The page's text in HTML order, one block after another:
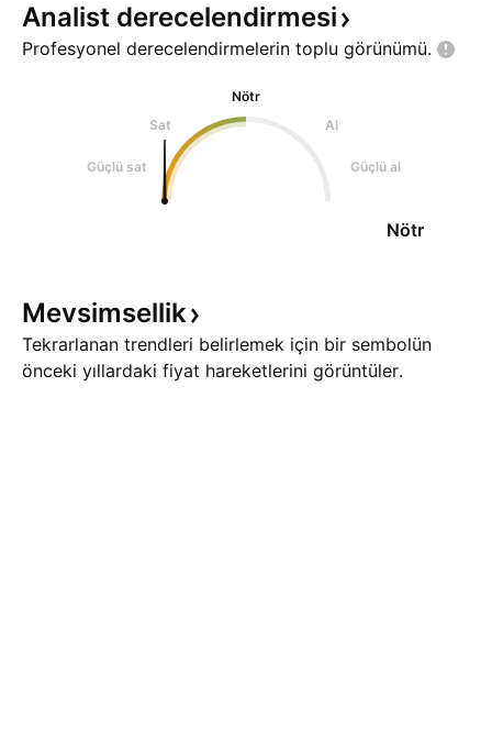
Analist derecelendirmesi
Profesyonel derecelendirmelerin toplu görünümü.
Nötr
Sat
Al
Güçlü sat Güçlü al
Nötr
Mevsimsellik
Tekrarlanan trendleri belirlemek için bir sembolün
önceki yıllardaki fiyat hareketlerini görüntüler.